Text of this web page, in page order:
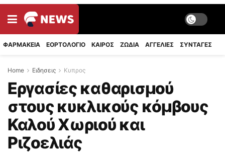
ΦΑΡΜΑΚΕΙΑ ΕΟΡΤΟΛΟΓΙΟ ΚΑΙΡΟΣ ΖΩΔΙΑ ΑΓΓΕΛΙΕΣ ΣΥΝΤΑΓΈΣ
Home Ειδησεις Κυπρος
Εργασίες καθαρισμού
στους κυκλικούς κόμβους
Καλού Χωριού και
Ριζοελιάς